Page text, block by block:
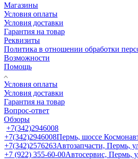
Магазины
Условия оплаты
Условия доставки
Гарантия на товар
Реквизиты
Политика в отношении обработки
Возможности
Помощь
Условия оплаты
Условия доставки
Гарантия на товар
Вопрос-ответ
Обзоры
+7(342)2946008
+7(342)2946008Пермь, шоссе
+7(342)2576263Автозапчасти, Пермь,
+7 (922) 355-60-00Автосервис, Пермь,